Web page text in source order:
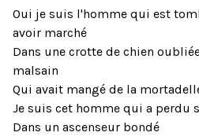
Oui je suis l'homme qui est
avoir marché
Dans une crotte de chien
malsain
Qui avait mangé de la
Je suis cet homme qui a perdu
Dans un ascenseur bondé